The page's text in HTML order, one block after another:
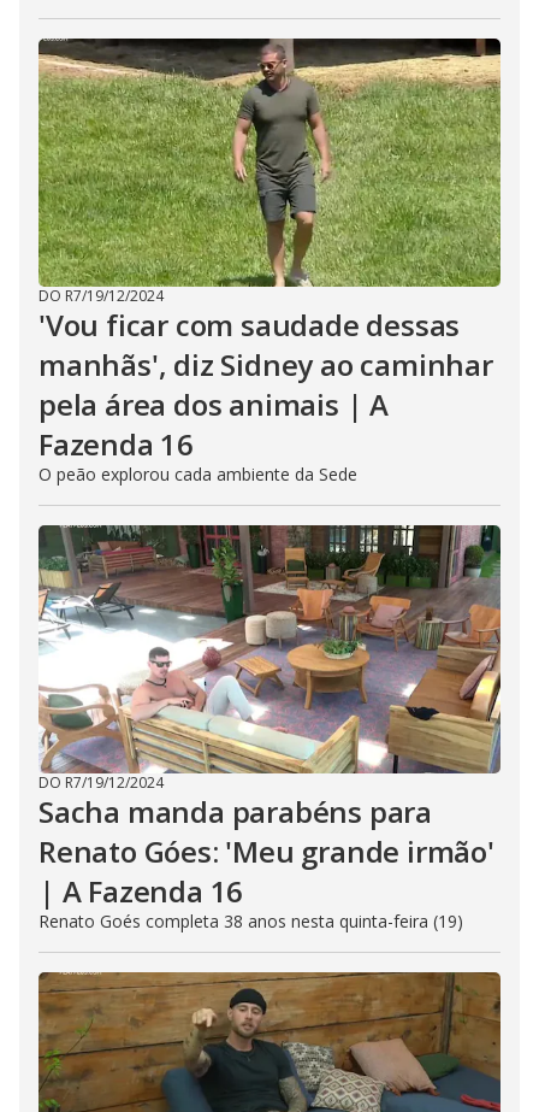
DO R7/19/12/2024
'Vou ficar com saudade dessas
manhãs', diz Sidney ao caminhar
pela área dos animais | A
Fazenda 16
O peão explorou cada ambiente da Sede
DO R7/19/12/2024
Sacha manda parabéns para
Renato Góes: 'Meu grande irmão'
| A Fazenda 16
Renato Goés completa 38 anos nesta quinta-feira (19)